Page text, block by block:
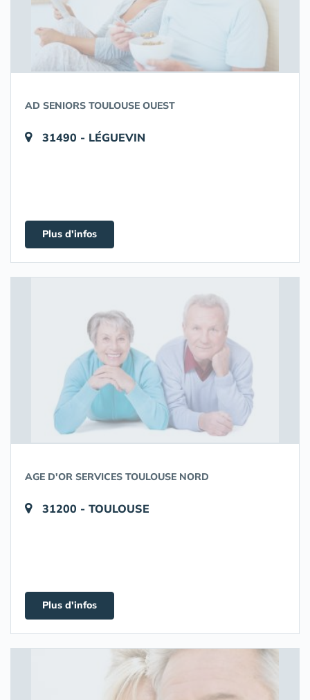
AD SENIORS TOULOUSE OUEST
31490 - LÉGUEVIN
Plus d'infos
AGE D'OR SERVICES TOULOUSE NORD
31200 - TOULOUSE
Plus d'infos